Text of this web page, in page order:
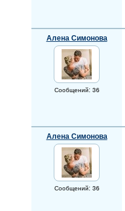
Алена Симонова
Сообщений: 36
Алена Симонова
Сообщений: 36